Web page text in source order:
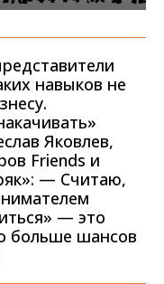
навыков не
Яковлев,
Friends и
— Считаю,
— это
больше шансов